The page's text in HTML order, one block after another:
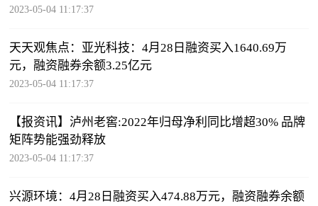
2023-05-04 11:17:37
天天观焦点：亚光科技：4月28日融资买入1640.69万
元，融资融券余额3.25亿元
2023-05-04 11:17:37
【报资讯】泸州老窖:2022年归母净利同比增超30% 品牌
矩阵势能强劲释放
2023-05-04 11:17:37
兴源环境：4月28日融资买入474.88万元，融资融券余额